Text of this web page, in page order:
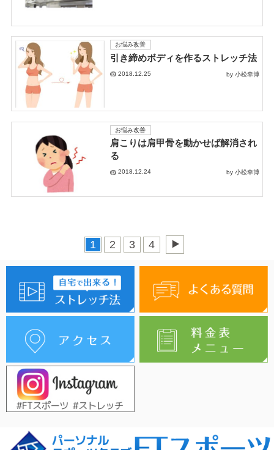
お悩み改善
引き締めボディを作るストレッチ法
2018.12.25 by 小松幸博
お悩み改善
肩こりは肩甲骨を動かせば解消され
る
2018.12.24 by 小松幸博
1 2 3 4